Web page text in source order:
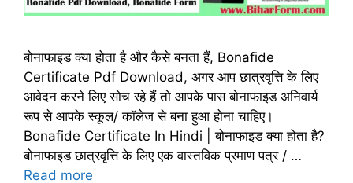
बोनाफाइड क्या होता है और कैसे बनता हैं, Bonafide
Certificate Pdf Download, अगर आप छात्रवृत्ति के लिए
आवेदन करने लिए सोच रहे हैं तो आपके पास बोनाफाइड अनिवार्य
रूप से आपके स्कूल/ कॉलेज से बना हुआ होना चाहिए।
Bonafide Certificate In Hindi | बोनाफाइड क्या होता है?
बोनाफाइड छात्रवृत्ति के लिए एक वास्तविक प्रमाण पत्र / …
Read more